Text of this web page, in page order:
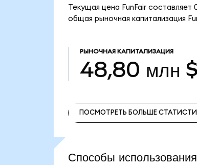
Текущая цена FunFair
общая рыночная капитализация
РЫНОЧНАЯ КАПИТАЛИЗАЦИЯ
48,80 млн $
ПОСМОТРЕТЬ БОЛЬШЕ
Способы